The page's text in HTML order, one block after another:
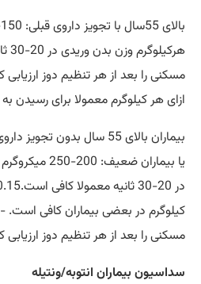
ازای هر کیلوگرم معمولا برای رسیدن
بیماران بالای 55 سال بدون
یا بیماران
مسکنی را بعد از هر تنظیم دوز ارزیابی
سداسیون بیماران انتوبه/ونتیله